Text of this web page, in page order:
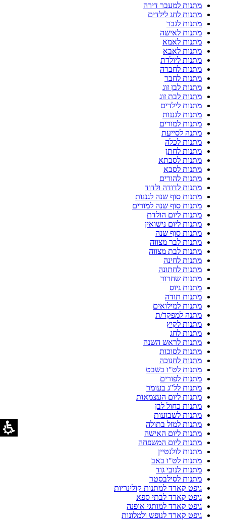
מתנות למעבר דירה
מתנות לחג לילדים
מתנות לגבר
מתנות לאישה
מתנות לאמא
מתנות לאבא
מתנות ליולדת
מתנות לחברה
מתנות לחבר
מתנות לבן זוג
מתנות לבת זוג
מתנות לילדים
מתנות לגננות
מתנות למורים
מתנה לסייעת
מתנות לכלה
מתנות לחתן
מתנות לסבתא
מתנות לסבא
מתנות להורים
מתנות לדודה ולדוד
מתנות סוף שנה לגננות
מתנות סוף שנה למורים
מתנות ליום הולדת
מתנות ליום נישואין
מתנות סוף שנה
מתנות לבר מצווה
מתנות לבת מצווה
מתנות לחינה
מתנות לחתונה
מתנות שחרור
מתנות גיוס
מתנות תודה
מתנות למילואים
מתנה למפקד/ת
מתנות לקיץ
מתנות לחג
מתנות לראש השנה
מתנות לסוכות
מתנות לחנוכה
מתנות לט"ו בשבט
מתנות לפורים
מתנות לל"ג בעומר
מתנות ליום העצמאות
מתנות כחול לבן
מתנות לשבועות
מתנות למזל בתולה
מתנות ליום האישה
מתנות ליום המשפחה
מתנות לולנטיין
מתנות לט"ו באב
מתנות לנובי גוד
מתנות לסילבסטר
גיפט קארד למתנות קולינריות
גיפט קארד לבתי ספא
גיפט קארד למותגי אופנה
גיפט קארד לנופש ולמלונות